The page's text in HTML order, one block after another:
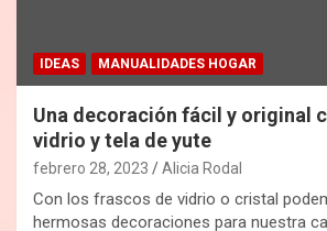
IDEAS MANUALIDADES HOGAR
Una decoración fácil y original
vidrio y tela de yute
febrero 28, 2023 Alicia Rodal
Con los frascos de vidrio o cristal
hermosas decoraciones para nuestra